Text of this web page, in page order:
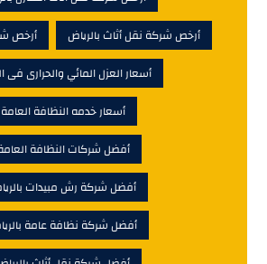
أرخص شركة نقل أثاث بالرياض
أرخص
أسعار العزل المائي والحرارى فى
أسعار خدمه النظافة العامة
أفضل شركات النظافة
أفضل شركة رش مبيدات
أفضل شركة نظافة عامة